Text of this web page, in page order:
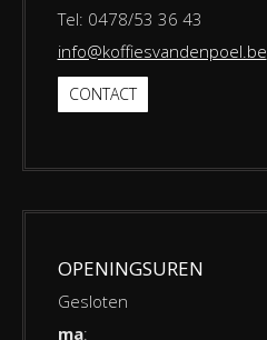
Tel: 0478/53 36 43
info@koffiesvandenpoel.be
CONTACT
OPENINGSUREN
Gesloten
ma: